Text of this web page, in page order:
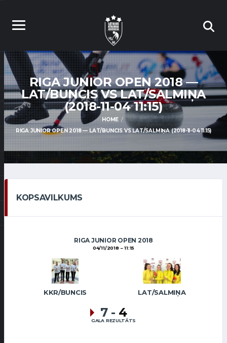
RIGA JUNIOR OPEN 2018 —
LAT/BUNCIS VS LAT/SALMIŅA
(2018-11-04 11:15)
HOME
RIGA JUNIOR OPEN 2018 — LAT/BUNCIS VS LAT/SALMIŅA (2018-11-04 11:15)
KOPSAVILKUMS
RIGA JUNIOR OPEN 2018
04/11/2018 11:15
KKR/BUNCIS LAT/SALMIŅA
7 - 4
GALA REZULTĀTS